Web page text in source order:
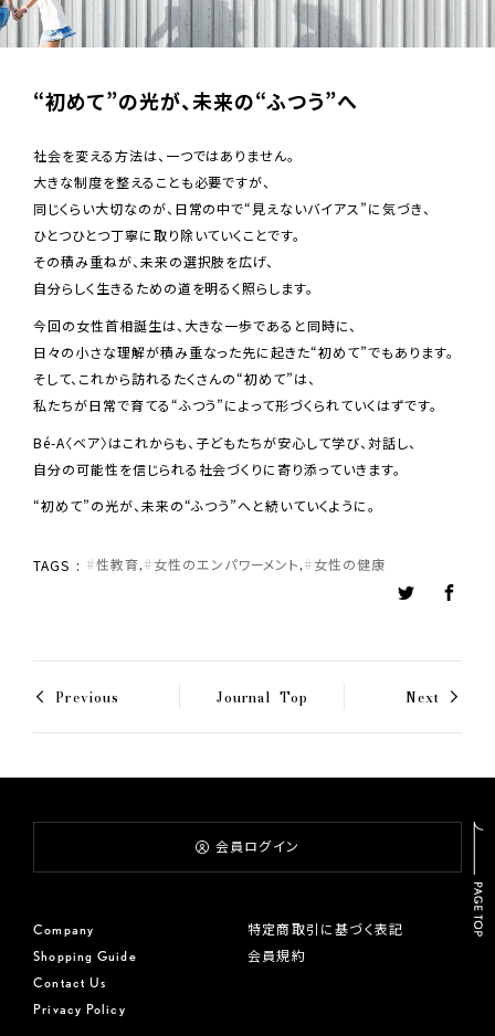
“初めて”の光が、未来の“ふつう”へ
社会を変える方法は、一つではありません。
大きな制度を整えることも必要ですが、
同じくらい大切なのが、日常の中で“見えないバイアス”に気づき、
ひとつひとつ丁寧に取り除いていくことです。
その積み重ねが、未来の選択肢を広げ、
自分らしく生きるための道を明るく照らします。
今回の女性首相誕生は、大きな一歩であると同時に、
日々の小さな理解が積み重なった先に起きた“初めて”でもあります。
そして、これから訪れるたくさんの“初めて”は、
私たちが日常で育てる“ふつう”によって形づくられていくはずです。
Bé-A〈ベア〉はこれからも、子どもたちが安心して学び、対話し、
自分の可能性を信じられる社会づくりに寄り添っていきます。
“初めて”の光が、未来の“ふつう”へと続いていくように。
TAGS 性教育 女性のエンパワーメント 女性の健康
< Previous Journal Top Next >
Company
Shopping Guide
Contact Us
Privacy Policy
特定商取引に基づく表記
会員規約
会員ログイン